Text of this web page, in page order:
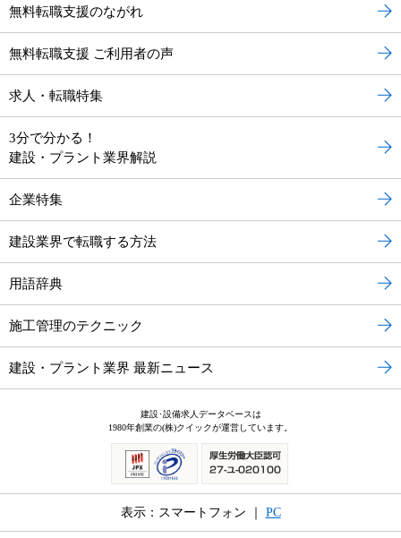
無料転職支援のながれ
無料転職支援 ご利用者の声
求人・転職特集
3分で分かる！
建設・プラント業界解説
企業特集
建設業界で転職する方法
用語辞典
施工管理のテクニック
建設・プラント業界 最新ニュース
建設･設備求人データベースは
1980年創業の(株)クイックが運営しています。
表示：スマートフォン ｜ PC